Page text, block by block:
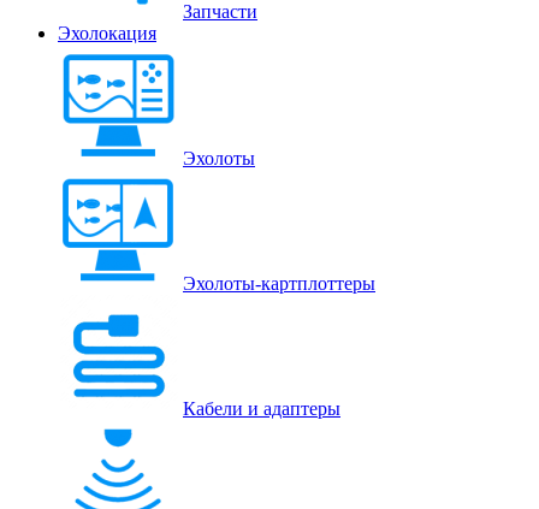
Запчасти
Эхолокация
Эхолоты
Эхолоты-картплоттеры
Кабели и адаптеры